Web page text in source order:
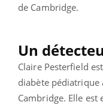
de Cambridge.
Un
Claire Pesterfield
diabète
Cambridge. Elle